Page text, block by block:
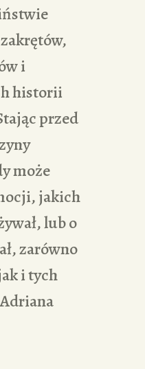
i
historii
przed
może
jakich
lub o
zarówno
i tych